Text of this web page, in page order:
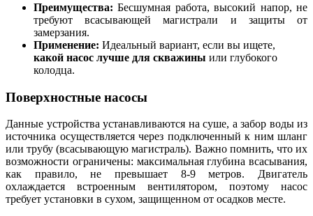
Преимущества: Бесшумная работа, высокий напор, не
требуют всасывающей магистрали и защиты от
замерзания.
Применение: Идеальный вариант, если вы ищете,
какой насос лучше для скважины или глубокого
колодца.
Поверхностные насосы
Данные устройства устанавливаются на суше, а забор воды из
источника осуществляется через подключенный к ним шланг
или трубу (всасывающую магистраль). Важно помнить, что их
возможности ограничены: максимальная глубина всасывания,
как правило, не превышает 8-9 метров. Двигатель
охлаждается встроенным вентилятором, поэтому насос
требует установки в сухом, защищенном от осадков месте.